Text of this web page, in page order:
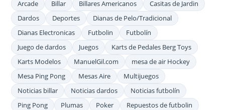
Arcade Billar Billares Americanos
Casitas de Jardin
Dardos
Deportes
Dianas de Pelo/Tradicional
Dianas Electronicas
Futbolin
Futbolín
Juego de dardos
Juegos
Karts de Pedales Berg Toys
Karts Modelos
ManuelGil.com
mesa de air Hockey
Mesa Ping Pong
Mesas Aire
Multijuegos
Noticias billar
Noticias dardos
Noticias futbolín
Ping Pong
Plumas Poker
Repuestos de futbolin